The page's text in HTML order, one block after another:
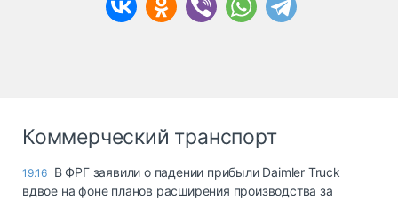
Коммерческий транспорт
19:16 В ФРГ заявили о падении прибыли Daimler Truck
вдвое на фоне планов расширения производства за